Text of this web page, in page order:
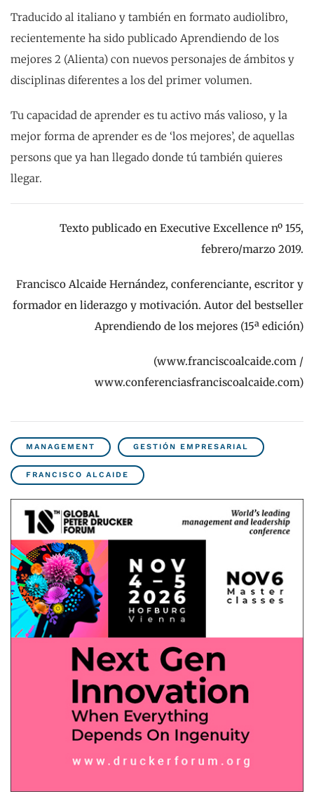
Traducido al italiano y también en formato audiolibro,
recientemente ha sido publicado Aprendiendo de los
mejores 2 (Alienta) con nuevos personajes de ámbitos y
disciplinas diferentes a los del primer volumen.
Tu capacidad de aprender es tu activo más valioso, y la
mejor forma de aprender es de ‘los mejores’, de aquellas
persons que ya han llegado donde tú también quieres
llegar.
Texto publicado en Executive Excellence nº 155,
febrero/marzo 2019.
Francisco Alcaide Hernández, conferenciante, escritor y
formador en liderazgo y motivación. Autor del bestseller
Aprendiendo de los mejores (15ª edición)
(www.franciscoalcaide.com /
www.conferenciasfranciscoalcaide.com)
MANAGEMENT GESTIÓN EMPRESARIAL
FRANCISCO ALCAIDE